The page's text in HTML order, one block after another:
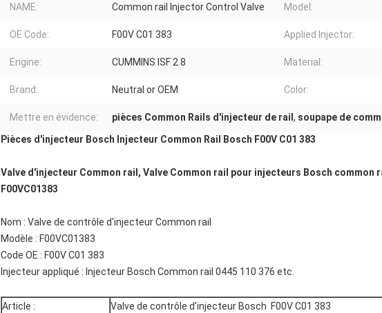
NAME: Common rail Injector Control Valve Model:
OE Code: F00V C01 383 Applied Injector:
Engine: CUMMINS ISF 2.8 Material:
Brand: Neutral or OEM Color:
Mettre en évidence: pièces Common Rails d'injecteur de rail , soupape de
Pièces d'injecteur Bosch Injecteur Common Rail Bosch F00V C01 383
Valve d'injecteur Common rail, Valve Common rail pour injecteurs Bosch common
F00VC01383
Nom : Valve de contrôle d'injecteur Common rail
Modèle : F00VC01383
Code OE : F00V C01 383
Injecteur appliqué : Injecteur Bosch Common rail 0445 110 376 etc.
Article :
Valve de contrôle d'injecteur Bosch F00V C01 383